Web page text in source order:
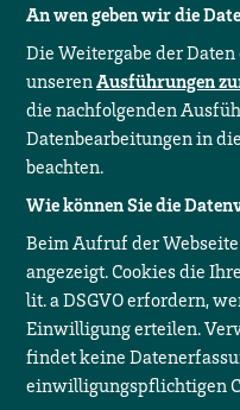
An wen geben wir die
Die Weitergabe der
unserenAusführungen
die nachfolgenden
Datenbearbeitungen in
beachten.
Wie können Sie die
Beim Aufruf der
angezeigt. Cookies die
lit. a DSGVO erfordern,
Einwilligung erteilen.
findet keine
einwilligungspflichtigen